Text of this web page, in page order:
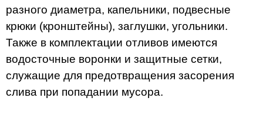
разного диаметра, капельники, подвесные
крюки (кронштейны), заглушки, угольники.
Также в комплектации отливов имеются
водосточные воронки и защитные сетки,
служащие для предотвращения засорения
слива при попадании мусора.